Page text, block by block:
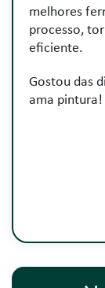
melhores
processo,
eficiente.
Gostou das
ama pintura!